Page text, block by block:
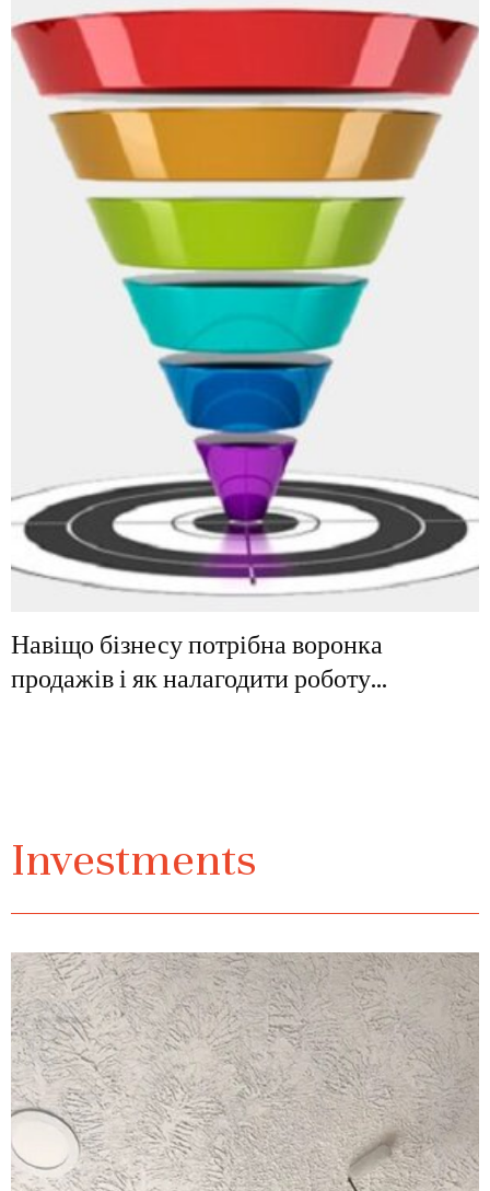
Навіщо бізнесу потрібна воронка
продажів і як налагодити роботу...
Investments